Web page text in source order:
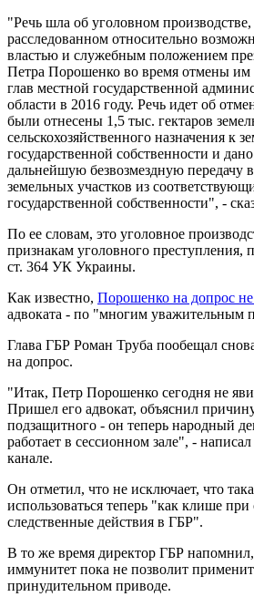
"Речь шла об уголовном
расследованном относительно
властью и служебным положением
Петра Порошенко во время отмены им
глав местной государственной
области в 2016 году. Речь идет об
были отнесены 1,5 тыс. гектаров
сельскохозяйственного назначения к
государственной собственности и
дальнейшую безвозмездную передачу
земельных участков из
государственной собственности", -
По ее словам, это уголовное
признакам уголовного преступления,
ст. 364 УК Украины.
Как известно, Порошенко на допрос не
адвоката - по "многим уважительным
Глава ГБР Роман Труба пообещал
на допрос.
"Итак, Петр Порошенко сегодня не
Пришел его адвокат, объяснил
подзащитного - он теперь народный
работает в сессионном зале", -
канале.
Он отметил, что не исключает, что
использоваться теперь "как клише
следственные действия в ГБР".
В то же время директор ГБР напомнил,
иммунитет пока не позволит
принудительном приводе.